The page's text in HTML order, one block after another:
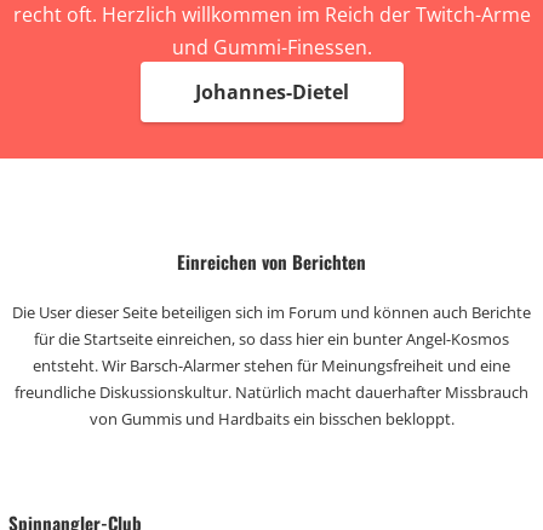
recht oft. Herzlich willkommen im Reich der Twitch-Arme
und Gummi-Finessen.
Johannes-Dietel
Einreichen von Berichten
Die User dieser Seite beteiligen sich im Forum und können auch Berichte
für die Startseite einreichen, so dass hier ein bunter Angel-Kosmos
entsteht. Wir Barsch-Alarmer stehen für Meinungsfreiheit und eine
freundliche Diskussionskultur. Natürlich macht dauerhafter Missbrauch
von Gummis und Hardbaits ein bisschen bekloppt.
Spinnangler-Club